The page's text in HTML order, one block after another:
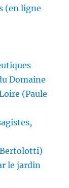
(en ligne
Domaine
(Paule
Bertolotti)
le jardin